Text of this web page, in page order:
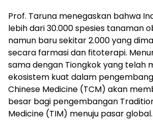
Prof. Taruna menegaskan bahwa
lebih dari 30.000 spesies tanaman
namun baru sekitar 2.000 yang
secara farmasi dan fitoterapi.
sama dengan Tiongkok yang telah
ekosistem kuat dalam
Chinese Medicine (TCM) akan
besar bagi pengembangan
Medicine (TIM) menuju pasar global.